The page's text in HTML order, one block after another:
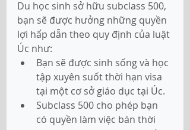
Du học sinh sở hữu subclass 500,
bạn sẽ được hưởng những quyền
lợi hấp dẫn theo quy định của luật
Úc như:
Bạn sẽ được sinh sống và học
tập xuyên suốt thời hạn visa
tại một cơ sở giáo dục tại Úc.
Subclass 500 cho phép bạn
có quyền làm việc bán thời